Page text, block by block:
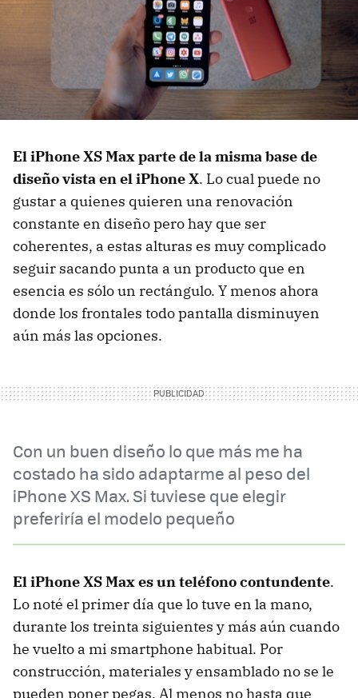
El iPhone XS Max parte de la misma base de
diseño vista en el iPhone X. Lo cual puede no
gustar a quienes quieren una renovación
constante en diseño pero hay que ser
coherentes, a estas alturas es muy complicado
seguir sacando punta a un producto que en
esencia es sólo un rectángulo. Y menos ahora
donde los frontales todo pantalla disminuyen
aún más las opciones.
Con un buen diseño lo que más me ha
costado ha sido adaptarme al peso del
iPhone XS Max. Si tuviese que elegir
preferiría el modelo pequeño
El iPhone XS Max es un teléfono contundente.
Lo noté el primer día que lo tuve en la mano,
durante los treinta siguientes y más aún cuando
he vuelto a mi smartphone habitual. Por
construcción, materiales y ensamblado no se le
pueden poner pegas. Al menos no hasta que